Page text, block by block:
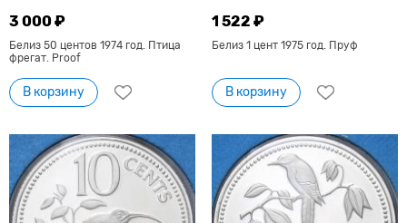
3 000 ₽
Белиз 50 центов 1974 год. Птица
фрегат. Proof
В корзину
1 522 ₽
Белиз 1 цент 1975 год. Пруф
В корзину